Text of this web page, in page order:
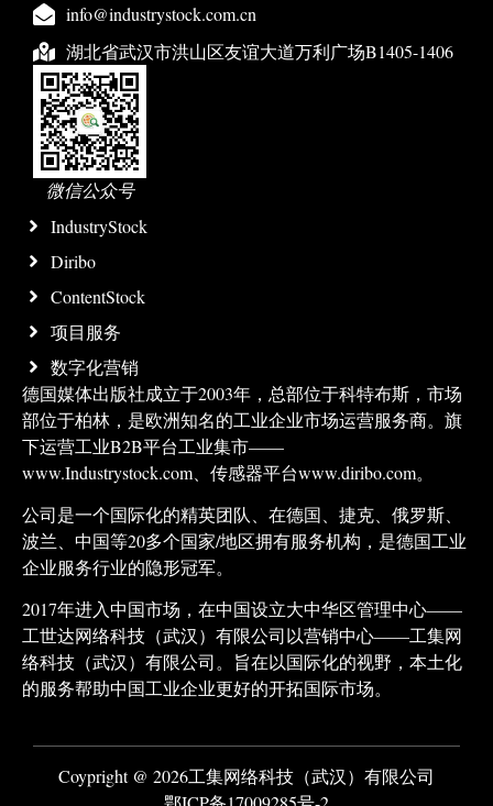
info@industrystock.com.cn
湖北省武汉市洪山区友谊大道万利广场B1405-1406
微信公众号
IndustryStock
Diribo
ContentStock
项目服务
数字化营销
德国媒体出版社成立于2003年，总部位于科特布斯，市场
部位于柏林，是欧洲知名的工业企业市场运营服务商。旗
下运营工业B2B平台工业集市——
www.Industrystock.com、传感器平台www.diribo.com。
公司是一个国际化的精英团队、在德国、捷克、俄罗斯、
波兰、中国等20多个国家/地区拥有服务机构，是德国工业
企业服务行业的隐形冠军。
2017年进入中国市场，在中国设立大中华区管理中心——
工世达网络科技（武汉）有限公司以营销中心——工集网
络科技（武汉）有限公司。旨在以国际化的视野，本土化
的服务帮助中国工业企业更好的开拓国际市场。
Coypright @ 2026工集网络科技（武汉）有限公司